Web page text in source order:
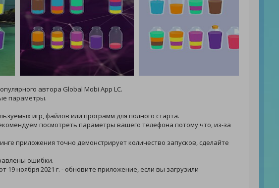
автора Global Mobi App LC.
параметры.
игр, файлов или программ для полного старта.
посмотреть параметры вашего телефона потому что, из-за
приложения точно демонстрирует количество запусков, сделайте
ошибки.
ноября 2021 г. - обновите приложение, если вы загрузили